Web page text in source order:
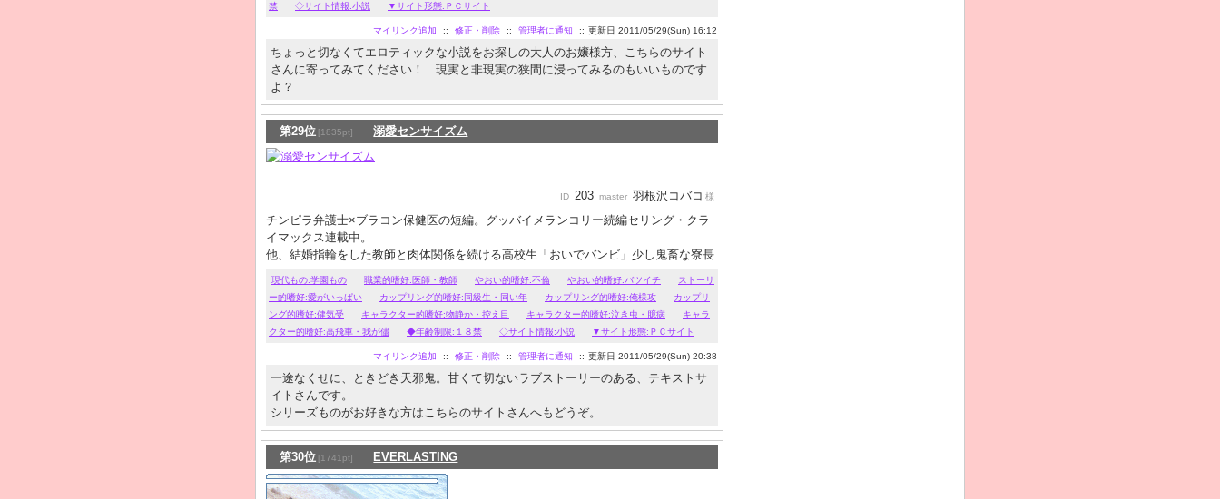
禁
◇サイト情報:小説 ▼サイト形態:ＰＣサイト
マイリンク追加 :: 修正・削除 :: 管理者に通知 :: 更新日 2011/05/29(Sun) 16:12
ちょっと切なくてエロティックな小説をお探しの大人のお嬢様方、こちらのサイト
さんに寄ってみてください！ 現実と非現実の狭間に浸ってみるのもいいものです
よ？
第29位 [1835pt] 溺愛センサイズム
ID 203 master 羽根沢コバコ 様
チンピラ弁護士×ブラコン保健医の短編。グッバイメランコリー続編セリング・クラ
イマックス連載中。
他、結婚指輪をした教師と肉体関係を続ける高校生「おいでバンビ」少し鬼畜な寮長
にひたすら振り回される弱気な後輩の「月とウルフ」など、甘く切ない物語がお好み
の方はどうぞ。18禁
現代もの:学園もの 職業的嗜好:医師・教師 やおい的嗜好:不倫 やおい的嗜好:バツイチ
ストーリ
ー的嗜好:愛がいっぱい
カップリング的嗜好:同級生・同い年 カップリング的嗜好:俺様攻
カップリ
ング的嗜好:健気受
キャラクター的嗜好:物静か・控え目 キャラクター的嗜好:泣き虫・臆病
キャラ
クター的嗜好:高飛車・我が儘
◆年齢制限:１８禁 ◇サイト情報:小説 ▼サイト形態:ＰＣサイト
マイリンク追加 :: 修正・削除 :: 管理者に通知 :: 更新日 2011/05/29(Sun) 20:38
一途なくせに、ときどき天邪鬼。甘くて切ないラブストーリーのある、テキストサ
イトさんです。
シリーズものがお好きな方はこちらのサイトさんへもどうぞ。
第30位 [1741pt] EVERLASTING